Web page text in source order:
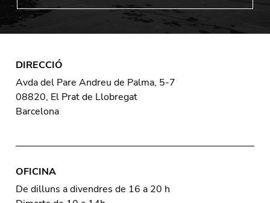
DIRECCIÓ
Avda del Pare Andreu de Palma, 5-7
08820, El Prat de Llobregat
Barcelona
OFICINA
De dilluns a divendres de 16 a 20 h